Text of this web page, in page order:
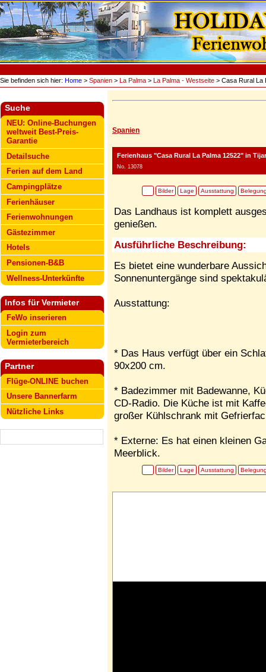
Sie befinden sich hier: Home > Spanien > La Palma > La Palma - Westseite > Casa Rural La
Suche
NEU: Online-Buchungen
weltweit Best-Preis-
Garantie
Detailsuche
Ferien auf dem Land
Campingplätze
Ferienhäuser
Ferienwohnungen
Gästezimmer
Hotels
Pensionen-B&B
Wellness-Unterkünfte
Infos für Vermieter
FeWo inserieren
Login zum
Vermieterbereich
Partner
Flüge-ONLINE buchen
Unsere Bannerfarm
Nützliche Links
Spanien
Ferienhaus "Casa Rural La Palma 12522" in
No. 13078
Bilder Lage Ausstattung
Das Landhaus ist komplett
genießen.
Ausführliche Beschreibung:
Es bietet eine wunderbare
Sonnenuntergänge sind
Ausstattung:
* Das Haus verfügt über ein
90x200 cm.
* Badezimmer mit Badewanne,
CD-Radio. Die Küche ist mit
großer Kühlschrank mit
* Externe: Es hat einen kleinen
Meerblick.
Bilder Lage Ausstattung